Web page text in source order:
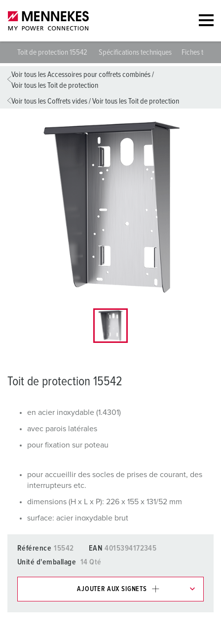
Toit de protection 15542 Spécifications techniques Fiches
Voir tous les Accessoires pour coffrets combinés/
Voir tous les Toit de protection
Voir tous les Coffrets vides/Voir tous les Toit de protection
Toit de protection 15542
en acier inoxydable (1.4301)
avec parois latérales
pour fixation sur poteau
pour accueillir des socles de prises de courant, des
interrupteurs etc.
dimensions (H x L x P): 226 x 155 x 131/52 mm
surface: acier inoxydable brut
Référence 15542 EAN 4015394172345
Unité d'emballage
14 Qté
AJOUTER AUX SIGNETS